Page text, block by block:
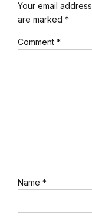
Your email
are marked *
Comment *
Name *